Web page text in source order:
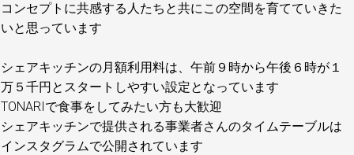
コンセプトに共感する人たちと共にこの空間を育てていきた
いと思っています
シェアキッチンの月額利用料は、午前９時から午後６時が１
万５千円とスタートしやすい設定となっています
TONARIで食事をしてみたい方も大歓迎
シェアキッチンで提供される事業者さんのタイムテーブルは
インスタグラムで公開されています